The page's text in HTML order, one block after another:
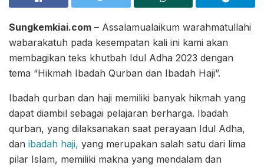
Sungkemkiai.com – Assalamualaikum warahmatullahi
wabarakatuh pada kesempatan kali ini kami akan
membagikan teks khutbah Idul Adha 2023 dengan
tema “Hikmah Ibadah Qurban dan Ibadah Haji”.
Ibadah qurban dan haji memiliki banyak hikmah yang
dapat diambil sebagai pelajaran berharga. Ibadah
qurban, yang dilaksanakan saat perayaan Idul Adha,
dan ibadah haji, yang merupakan salah satu dari lima
pilar Islam, memiliki makna yang mendalam dan